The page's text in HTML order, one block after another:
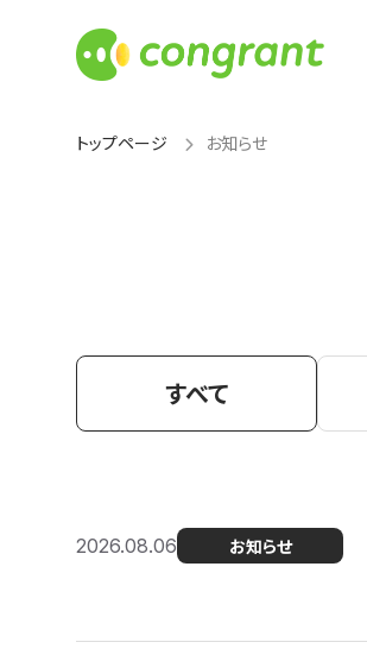
トップページ お知らせ
すべて
2026.08.06 お知らせ